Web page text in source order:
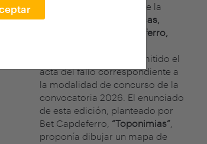
El jurado del concurso de la
XXVII edición arquia/becas,
Bet Capdeferro,
bosch.capdeferro, ha emitido el
acta del fallo correspondiente a
la modalidad de concurso de la
convocatoria 2026. El enunciado
de esta edición, planteado por
Bet Capdeferro, “Toponimias”,
proponía dibujar un mapa de